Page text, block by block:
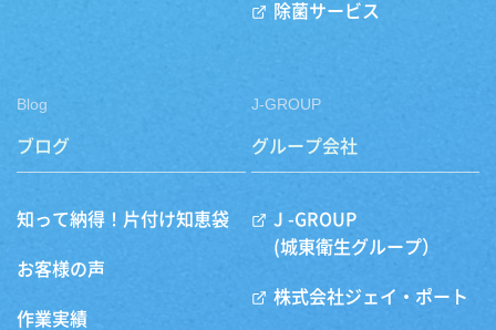
除菌サービス
Blog
ブログ
知って納得！片付け知恵袋
お客様の声
作業実績
J-GROUP
グループ会社
J -GROUP
(城東衛生グループ）
株式会社ジェイ・ポート